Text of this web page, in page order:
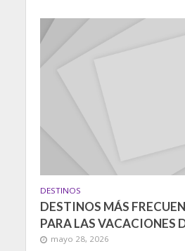
DESTINOS
DESTINOS MÁS
PARA LAS VACACIONES
mayo 28, 2026